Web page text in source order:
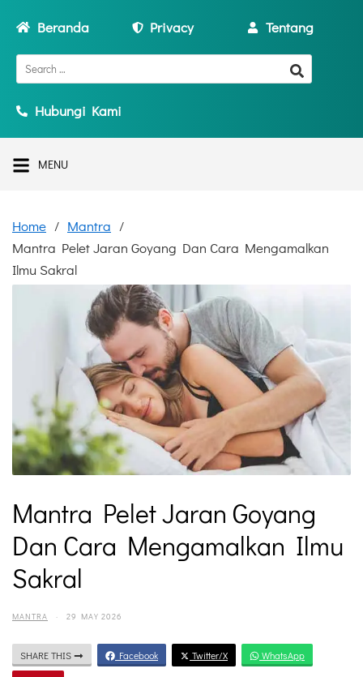
Beranda Privacy Tentang
Hubungi Kami
MENU
Home
Mantra
Mantra Pelet Jaran Goyang Dan Cara Mengamalkan
Ilmu Sakral
Mantra Pelet Jaran Goyang
Dan Cara Mengamalkan Ilmu
Sakral
MANTRA · 29 MAY 2026
SHARE THIS Facebook Twitter/X WhatsApp